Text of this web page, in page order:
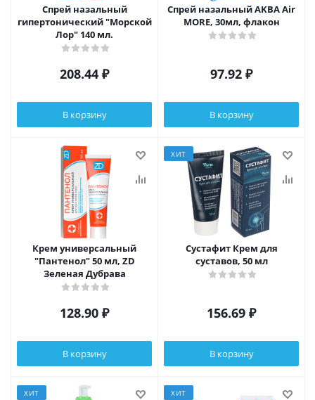
Спрей назальный
гипертонический "Морской
Лор" 140 мл.
208.44 ₽
В корзину
Спрей назальный AKBA Air
MORE, 30мл, флакон
97.92 ₽
В корзину
Крем универсальный
"Пантенол" 50 мл, ZD
Зеленая Дубрава
128.90 ₽
В корзину
ХИТ
Сустафит Крем для
суставов, 50 мл
156.69 ₽
В корзину
ХИТ ХИТ